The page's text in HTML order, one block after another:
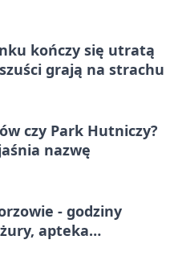
kończy się utratą
grają na strachu
czy Park Hutniczy?
nazwę
- godziny
apteka